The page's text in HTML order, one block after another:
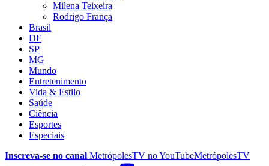
Milena Teixeira
Rodrigo França
Brasil
DF
SP
MG
Mundo
Entretenimento
Vida & Estilo
Saúde
Ciência
Esportes
Especiais
Inscreva-se no canal MetrópolesTV noYouTubeMetrópolesTV